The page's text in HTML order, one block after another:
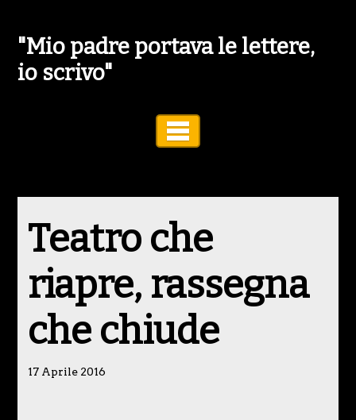
"Mio padre portava le lettere,
io scrivo"
Teatro che
riapre, rassegna
che chiude
17 Aprile 2016